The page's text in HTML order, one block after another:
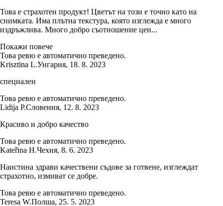
Това е страхотен продукт! Цветът на този е точно като на
снимката. Има плътна текстура, която изглежда е много
издръжлива. Много добро съотношение цен...
Покажи повече
Това ревю е автоматично преведено.
Krisztina L.Унгария, 18. 8. 2023
специален
Това ревю е автоматично преведено.
Lidija P.Словения, 12. 8. 2023
Красиво и добро качество
Това ревю е автоматично преведено.
Kateřina H.Чехия, 8. 6. 2023
Наистина здрави качествени съдове за готвене, изглеждат
страхотно, измиват се добре.
Това ревю е автоматично преведено.
Teresa W.Полша, 25. 5. 2023